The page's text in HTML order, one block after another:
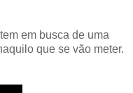
em busca de uma
que se vão meter.